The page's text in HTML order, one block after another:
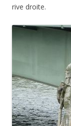
rive droite.